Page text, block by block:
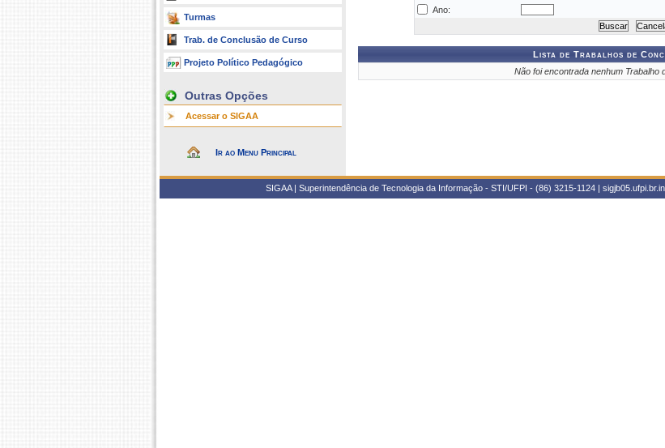
Turmas
Trab. de Conclusão de Curso
Projeto Político Pedagógico
Outras Opções
Acessar o SIGAA
Ir ao Menu Principal
Ano:
Lista de Trabalhos de
Não foi encontrada nenhum Trabalho
SIGAA | Superintendência de Tecnologia da Informação - STI/UFPI - (86) 3215-1124 |